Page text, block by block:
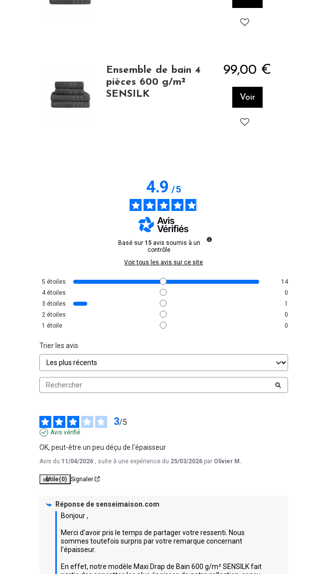
Ensemble de bain 4
pièces 600 g/m²
SENSILK
99,00 €
Voir
4.9/5
Basé sur 15 avis soumis à un
contrôle
Voir tous les avis sur ce site
5 étoiles
14
4 étoiles
0
3 étoiles
1
2 étoiles
0
1 étoile 0
Trier les avis
3/5
Avis vérifié
OK, peut-être un peu déçu de l'épaisseur
Avis du 11/04/2026 , suite à une expérience du 25/03/2026 par Olivier M.
Utile(0) Signaler
Réponse de senseimaison.com
Bonjour ,
Merci d’avoir pris le temps de partager votre ressenti. Nous
sommes toutefois surpris par votre remarque concernant
l’épaisseur.
En effet, notre modèle Maxi Drap de Bain 600 g/m² SENSILK fait